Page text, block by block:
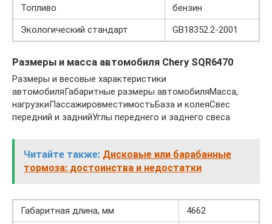
Топливо
бензин
Экологический стандарт
GB18352.2-2001
Размеры и масса автомобиля Chery SQR6470
Размеры и весовые характеристики
автомобиляГабаритные размеры автомобиляМасса,
нагрузкиПассажировместимостьБаза и колеяСвес
передний и заднийУглы переднего и заднего свеса
Читайте также: Дисковые или барабанные
тормоза: достоинства и недостатки
Габаритная длина, мм
4662